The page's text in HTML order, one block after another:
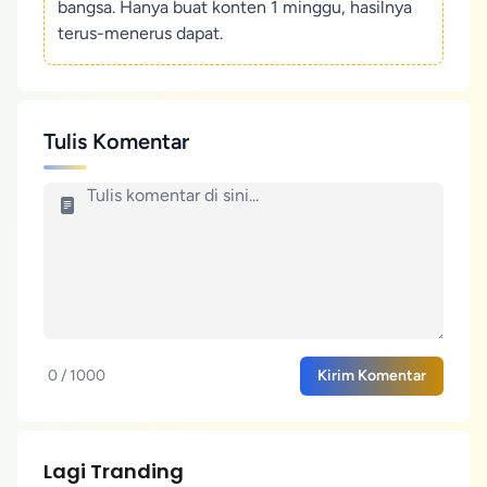
bangsa. Hanya buat konten 1 minggu, hasilnya
terus-menerus dapat.
Tulis Komentar
0 / 1000 Kirim Komentar
Lagi Tranding